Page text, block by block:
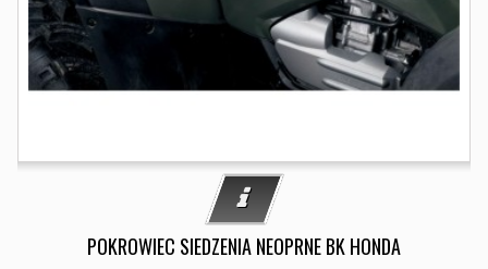
POKROWIEC SIEDZENIA NEOPRNE BK HONDA